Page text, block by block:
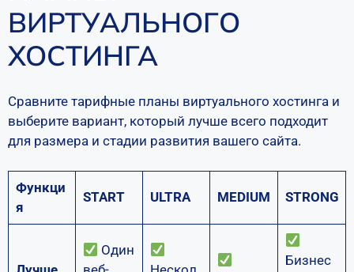
ВИРТУАЛЬНОГО
ХОСТИНГА
Сравните тарифные планы виртуального хостинга и
выберите вариант, который лучше всего подходит
для размера и стадии развития вашего сайта.
Функци
я
START ULTRA MEDIUM STRONG
Один
Бизнес